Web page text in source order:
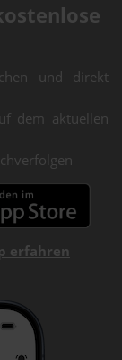
und direkt
dem aktuellen
erfahren